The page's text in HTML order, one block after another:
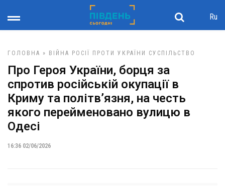
Ru
ГОЛОВНА » ВІЙНА РОСІЇ ПРОТИ УКРАЇНИ СУСПІЛЬСТВО
Про Героя України, борця за
спротив російській окупації в
Криму та політв’язня, на честь
якого перейменовано вулицю в
Одесі
16:36 02/06/2026